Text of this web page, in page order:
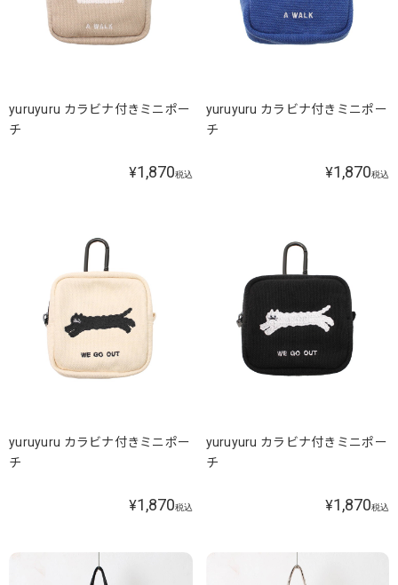
yuruyuru カラビナ付きミニポー
チ
¥1,870税込
yuruyuru カラビナ付きミニポー
チ
¥1,870税込
yuruyuru カラビナ付きミニポー
チ
¥1,870税込
yuruyuru カラビナ付きミニポー
チ
¥1,870税込